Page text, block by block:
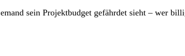
sein Projektbudget gefährdet sieht – wer